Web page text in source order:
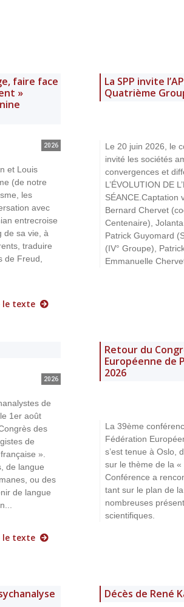
faire face
»
2026
et Louis
(de notre
les
avec
entrecroise
de sa vie, à
traduire
de Freud,
le texte
La SPP invite
Quatrième
Le 20 juin 2026, le
invité les sociétés
convergences et
L’ÉVOLUTION DE
SÉANCE.Captation
Bernard Chervet
Centenaire),
Patrick Guyomard
(IV° Groupe),
Emmanuelle
2026
de
1er août
des
de
».
de langue
ou des
de langue
le texte
Retour du
Européenne de
2026
La 39ème
Fédération
s’est tenue à Oslo,
sur le thème de la
Conférence a
tant sur le plan de
nombreuses
scientifiques.
Décès de René